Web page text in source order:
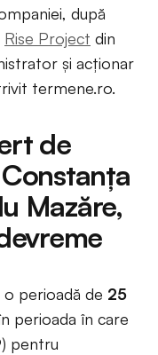
după
Rise Project din
și acționar
termene.ro.
de
Mazăre,
perioadă de 25
perioada în care
pentru